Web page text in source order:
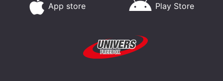
App store Play Store